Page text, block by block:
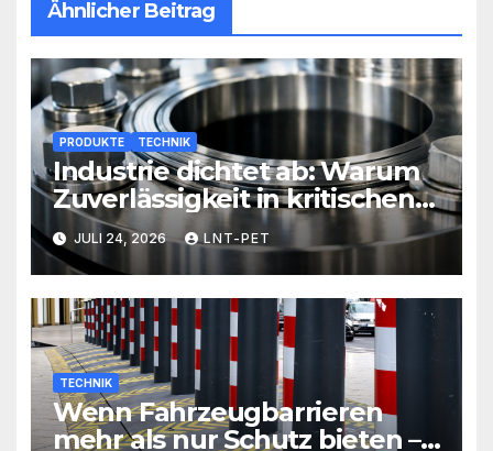
Ähnlicher Beitrag
PRODUKTE TECHNIK
Industrie dichtet ab: Warum
Zuverlässigkeit in kritischen
Prozessen alles entscheidet
JULI 24, 2026 LNT-PET
TECHNIK
Wenn Fahrzeugbarrieren
mehr als nur Schutz bieten –